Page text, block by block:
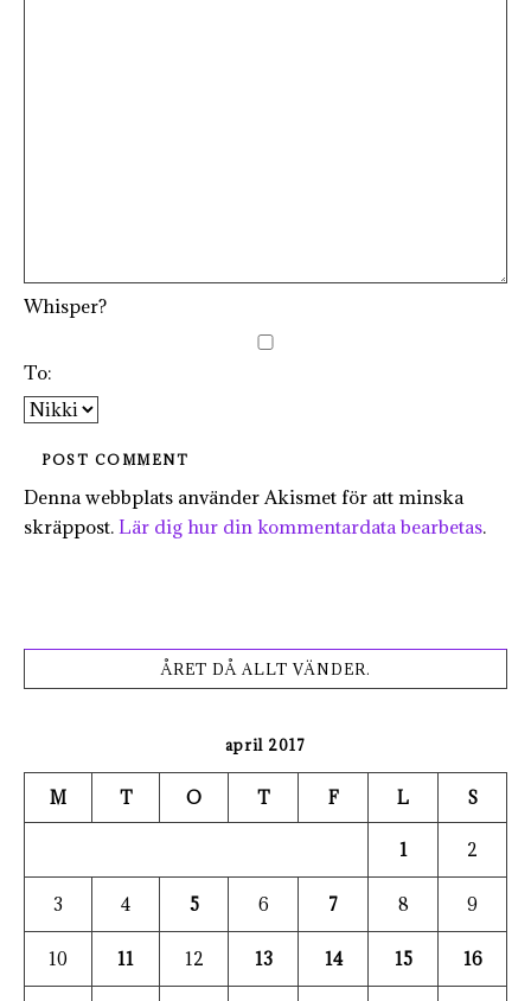
Whisper?
To:
Denna webbplats använder Akismet för att minska
skräppost. Lär dig hur din kommentardata bearbetas.
ÅRET DÅ ALLT VÄNDER.
april 2017
M T O T F L S
1 2
3 4 5 6 7 8 9
10 11 12 13 14 15 16